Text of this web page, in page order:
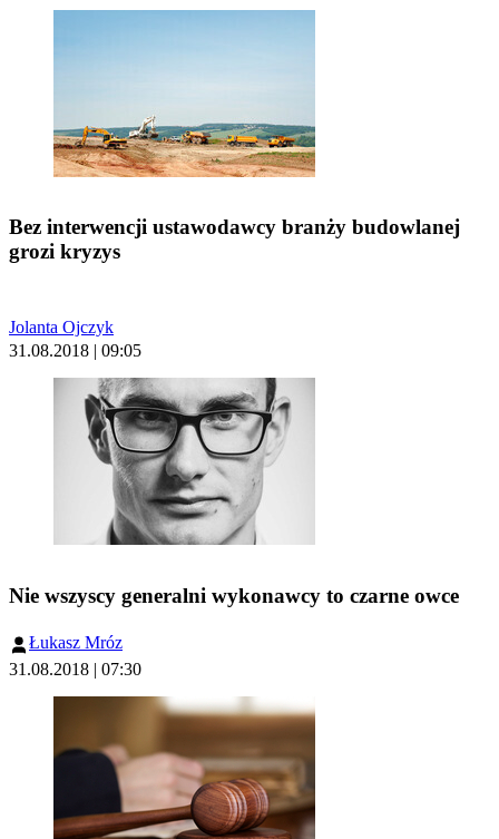
Bez interwencji ustawodawcy branży budowlanej
grozi kryzys
Jolanta Ojczyk
31.08.2018 | 09:05
Nie wszyscy generalni wykonawcy to czarne owce
Łukasz Mróz
31.08.2018 | 07:30